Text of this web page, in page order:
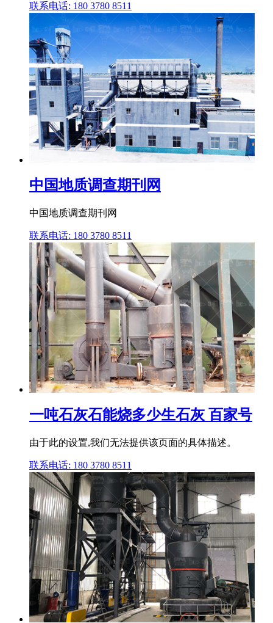
联系电话: 180 3780 8511
中国地质调查期刊网
中国地质调查期刊网
联系电话: 180 3780 8511
一吨石灰石能烧多少生石灰 百家号
由于此的设置,我们无法提供该页面的具体描述。
联系电话: 180 3780 8511